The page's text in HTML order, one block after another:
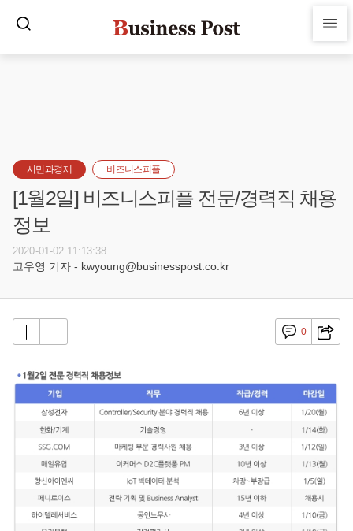
시민과경제 비즈니스피플
[1월2일] 비즈니스피플 전문/경력직 채용
정보
2020-01-02 11:13:38
고우영 기자 - kwyoung@businesspost.co.kr
0